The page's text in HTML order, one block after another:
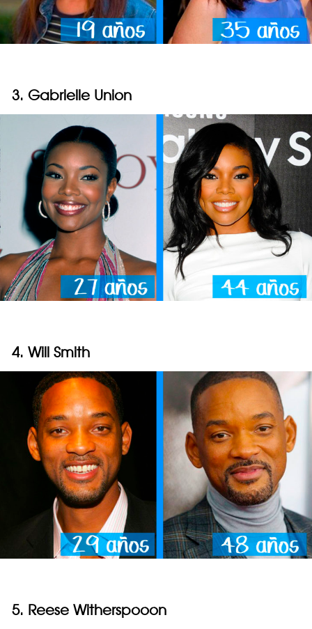
3. Gabrielle Union
4. Will Smith
5. Reese Witherspooon